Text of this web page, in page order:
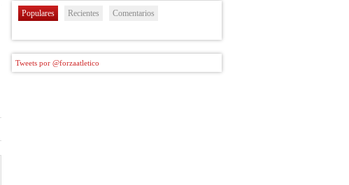
Populares Recientes Comentarios
Tweets por @forzaatletico